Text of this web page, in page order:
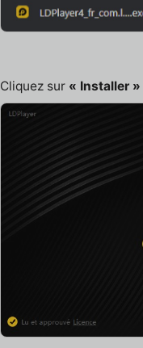
Cliquez sur « Installer »